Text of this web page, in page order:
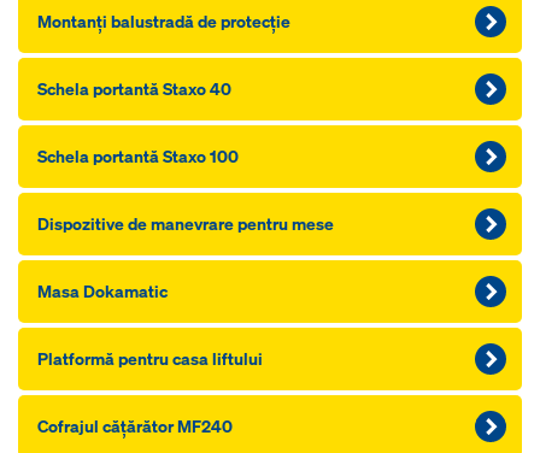
Montanţi balustradă de protecţie
Schela portantă Staxo 40
Schela portantă Staxo 100
Dispozitive de manevrare pentru mese
Masa Dokamatic
Platformă pentru casa liftului
Cofrajul căţărător MF240